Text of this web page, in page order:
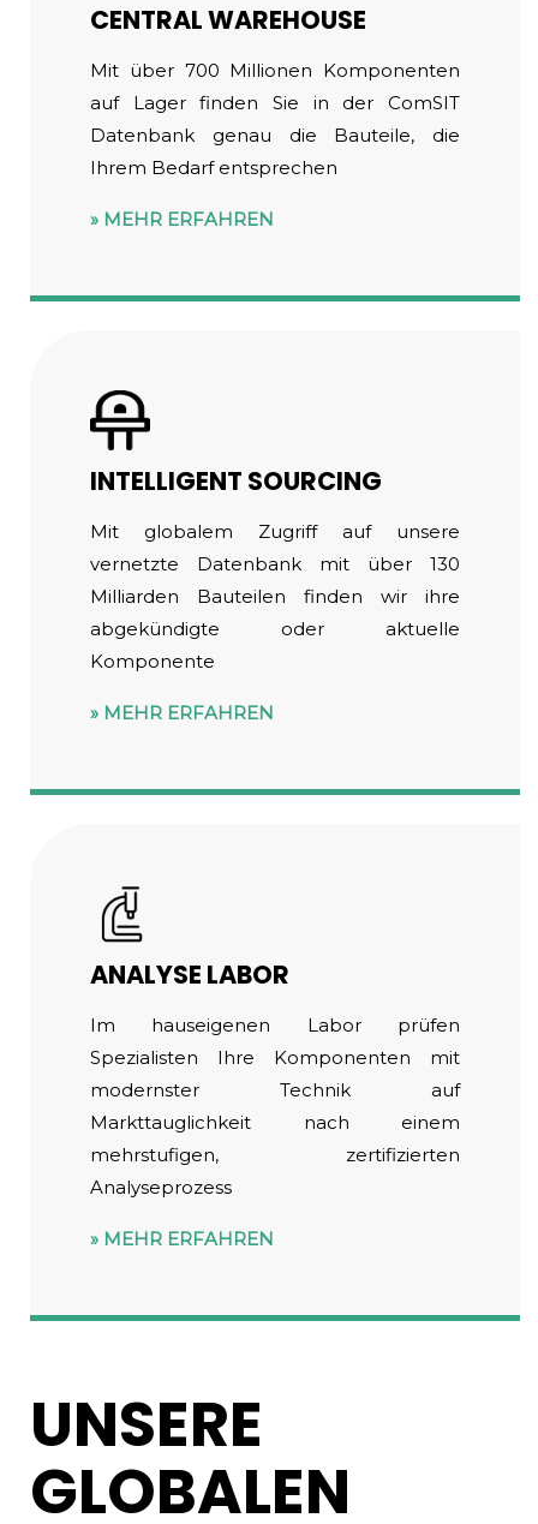
CENTRAL WAREHOUSE
Mit über 700 Millionen Komponenten
auf Lager finden Sie in der ComSIT
Datenbank genau die Bauteile, die
Ihrem Bedarf entsprechen
MEHR ERFAHREN
INTELLIGENT SOURCING
Mit globalem Zugriff auf unsere
vernetzte Datenbank mit über 130
Milliarden Bauteilen finden wir ihre
abgekündigte oder aktuelle
Komponente
MEHR ERFAHREN
ANALYSE LABOR
Im hauseigenen Labor prüfen
Spezialisten Ihre Komponenten mit
modernster Technik auf
Markttauglichkeit nach einem
mehrstufigen, zertifizierten
Analyseprozess
MEHR ERFAHREN
UNSERE
GLOBALEN